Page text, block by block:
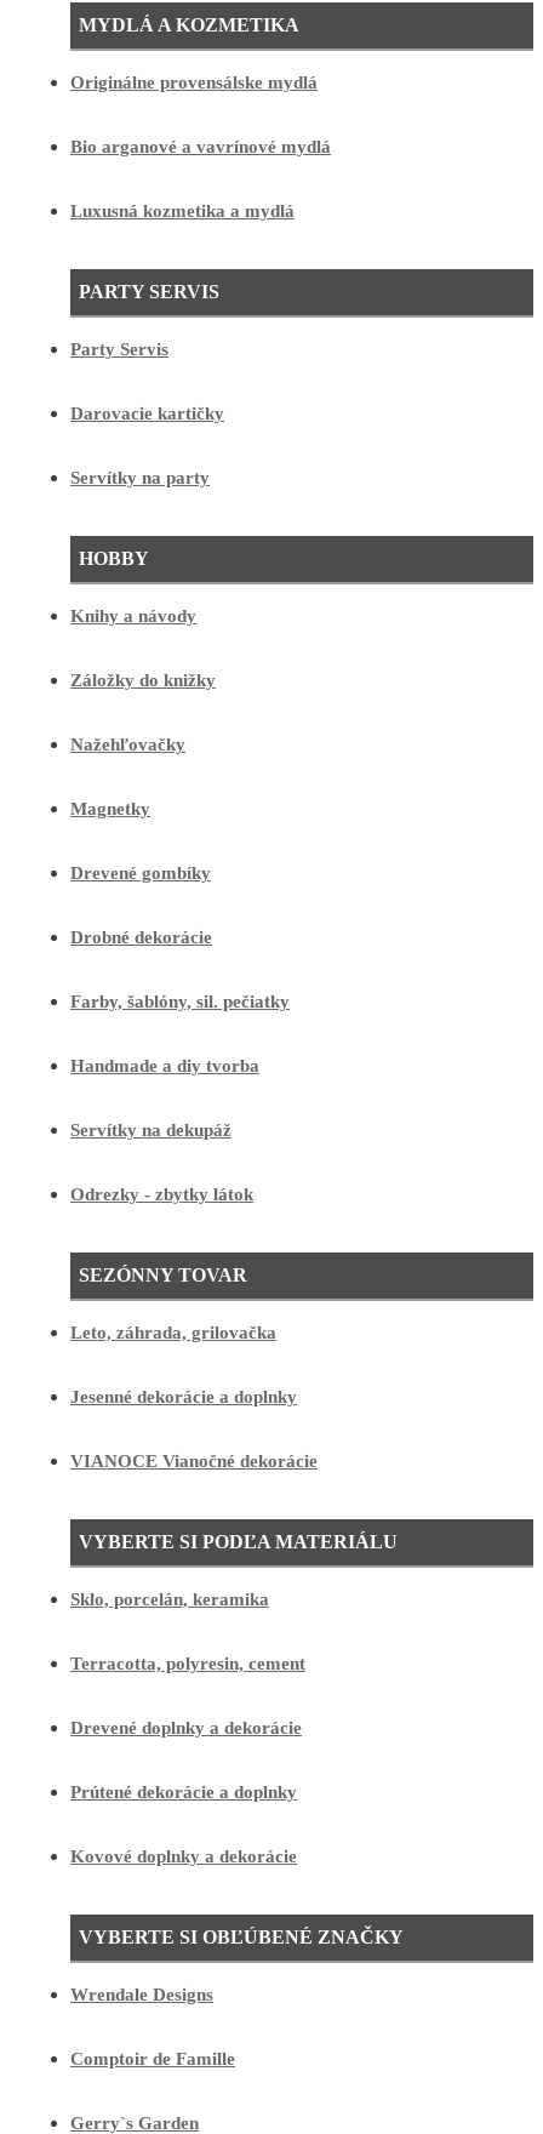
MYDLÁ A KOZMETIKA
Originálne provensálske mydlá
Bio arganové a vavrínové mydlá
Luxusná kozmetika a mydlá
PARTY SERVIS
Party Servis
Darovacie kartičky
Servítky na party
HOBBY
Knihy a návody
Záložky do knižky
Nažehľovačky
Magnetky
Drevené gombíky
Drobné dekorácie
Farby, šablóny, sil. pečiatky
Handmade a diy tvorba
Servítky na dekupáž
Odrezky - zbytky látok
SEZÓNNY TOVAR
Leto, záhrada, grilovačka
Jesenné dekorácie a doplnky
VIANOCE Vianočné dekorácie
VYBERTE SI PODĽA MATERIÁLU
Sklo, porcelán, keramika
Terracotta, polyresin, cement
Drevené doplnky a dekorácie
Prútené dekorácie a doplnky
Kovové doplnky a dekorácie
VYBERTE SI OBĽÚBENÉ ZNAČKY
Wrendale Designs
Comptoir de Famille
Gerry`s Garden